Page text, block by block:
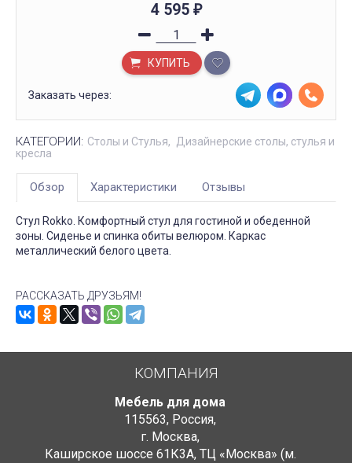
4 595 ₽
КУПИТЬ
Заказать через:
КАТЕГОРИИ: Столы и Стулья
Дизайнерские столы, стулья и
кресла
Обзор Характеристики Отзывы
Стул Rokko. Комфортный стул для гостиной и обеденной
зоны. Сиденье и спинка обиты велюром. Каркас
металлический белого цвета.
РАССКАЗАТЬ ДРУЗЬЯМ!
КОМПАНИЯ
Мебель для дома
115563, Россия,
г. Москва,
Каширское шоссе 61К3А, ТЦ «Москва» (м.